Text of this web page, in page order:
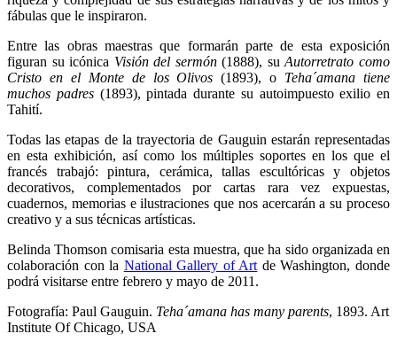
fábulas que le inspiraron.
Entre las obras maestras que formarán parte de esta exposición
figuran su icónica Visión del sermón(1888), suAutorretrato como
Cristo en el Monte de los Olivos (1893), o Teha´amana tiene
muchos padres(1893), pintada durante su autoimpuesto exilio en
Tahití.
Todas las etapas de la trayectoria de Gauguin estarán representadas
en esta exhibición, así como los múltiples soportes en los que el
francés trabajó: pintura, cerámica, tallas escultóricas y objetos
decorativos, complementados por cartas rara vez expuestas,
cuadernos, memorias e ilustraciones que nos acercarán a su proceso
creativo y a sus técnicas artísticas.
Belinda Thomson comisaria esta muestra, que ha sido organizada en
colaboración con la National Gallery of Art de Washington, donde
podrá visitarse entre febrero y mayo de 2011.
Fotografía: Paul Gauguin. Teha´amana has many parents, 1893. Art
Institute Of Chicago, USA